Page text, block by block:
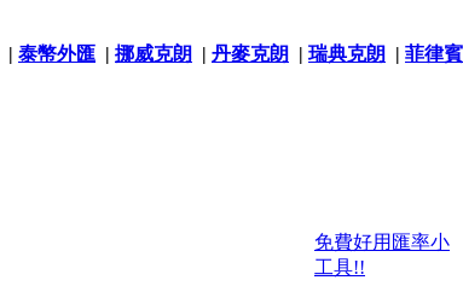
| 泰幣外匯 | 挪威克朗 | 丹麥克朗 | 瑞典克朗 | 菲律賓
免費好用匯率小
工具!!